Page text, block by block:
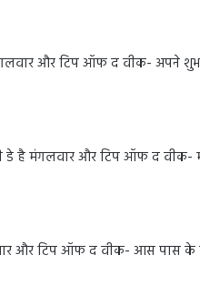
और टिप ऑफ द वीक- अपने
है मंगलवार और टिप ऑफ द वीक-
और टिप ऑफ द वीक- आस पास के